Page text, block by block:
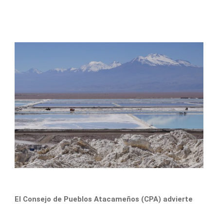
El Consejo de Pueblos Atacameños (CPA) advierte